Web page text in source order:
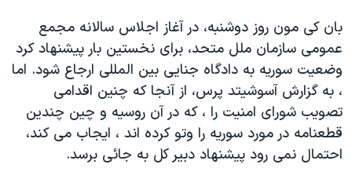
صفحه‌های ویژه
سفر پرزیدنت ترامپ به چین
بان کی مون روز دوشنبه، در آغاز اجلاس سالانه مجمع
عمومی سازمان ملل متحد، برای نخستین بار پیشنهاد کرد
وضعیت سوریه به دادگاه جنایی بین المللی ارجاع شود. اما
، به گزارش آسوشیتد پرس، از آنجا که چنین اقدامی
تصویب شورای امنیت را ، که در آن روسیه و چین چندین
قطعنامه در مورد سوریه را وتو کرده اند ، ایجاب می کند،
احتمال نمی رود پیشنهاد دبیر کل به جائی برسد.